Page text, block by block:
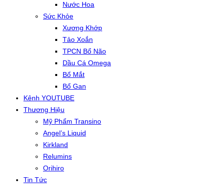
Nước Hoa
Sức Khỏe
Xương Khớp
Tảo Xoắn
TPCN Bổ Não
Dầu Cá Omega
Bổ Mắt
Bổ Gan
Kênh YOUTUBE
Thương Hiệu
Mỹ Phẩm Transino
Angel’s Liquid
Kirkland
Relumins
Orihiro
Tin Tức